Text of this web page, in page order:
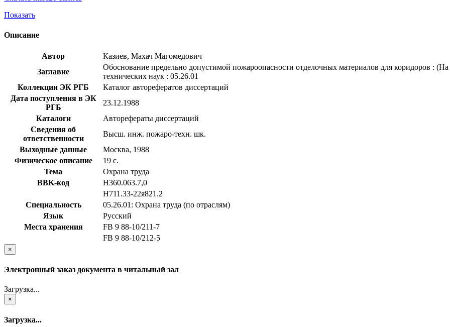
Показать
Описание
Автор
Казиев, Махач Магомедович
Заглавие
Обоснование предельно допустимой пожароопасности отделочных материалов для коридоров :
технических наук : 05.26.01
Коллекции ЭК РГБ
Каталог авторефератов диссертаций
Дата поступления в ЭК
РГБ
23.12.1988
Каталоги
Авторефераты диссертаций
Сведения об
ответственности
Высш. инж. пожаро-техн. шк.
Выходные данные
Москва, 1988
Физическое описание
19 с.
Тема
Охрана труда
BBK-код
Н360.063.7,0
Н711.33-22я821.2
Специальность
05.26.01: Охрана труда (по отраслям)
Язык
Русский
Места хранения
FB 9 88-10/211-7
FB 9 88-10/212-5
×
Электронный заказ документа в читальный зал
Загрузка...
×
Загрузка...